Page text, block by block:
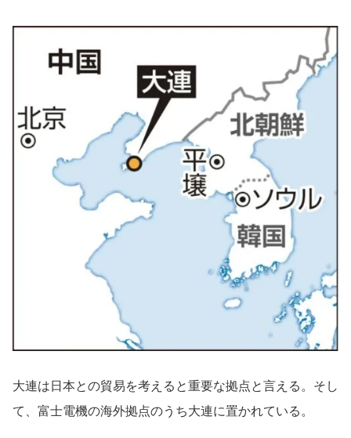
大連は日本との貿易を考えると重要な拠点と言える。そし
て、富士電機の海外拠点のうち大連に置かれている。